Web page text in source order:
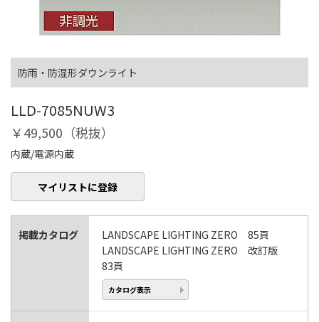
防雨・防湿形ダウンライト
LLD-7085NUW3
￥49,500（税抜）
内蔵/電源内蔵
マイリストに登録
掲載カタログ
LANDSCAPE LIGHTING ZERO 85頁
LANDSCAPE LIGHTING ZERO 改訂版
83頁
カタログ表示